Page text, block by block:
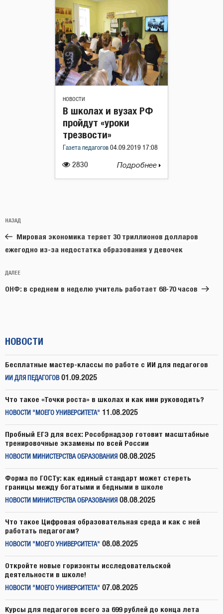
НОВОСТИ
2830
В школах и вузах РФ
пройдут «уроки
трезвости»
Газета педагогов 04.09.2019 17:08
Подробнее
по
записям
Предыдущая
запись:
НАЗАД
Мировая экономика теряет 30 триллионов долларов
ежегодно из-за недостатка образования у девочек
Следующая
запись
ДАЛЕЕ
ОНФ: в среднем в неделю учитель работает 68-70 часов
НОВОСТИ
Бесплатные мастер-классы по работе с ИИ для педагогов
ИИ ДЛЯ ПЕДАГОГОВ 01.09.2025
Что такое «Точки роста» в школах и как ими руководить?
НОВОСТИ "МОЕГО УНИВЕРСИТЕТА" 11.08.2025
Пробный ЕГЭ для всех: Рособрнадзор готовит масштабные
тренировочные экзамены по всей России
НОВОСТИ МИНИСТЕРСТВА ОБРАЗОВАНИЯ 08.08.2025
Форма по ГОСТу: как единый стандарт может стереть
границы между богатыми и бедными в школе
НОВОСТИ МИНИСТЕРСТВА ОБРАЗОВАНИЯ 08.08.2025
Что такое Цифровая образовательная среда и как с ней
работать педагогам?
НОВОСТИ "МОЕГО УНИВЕРСИТЕТА" 08.08.2025
Откройте новые горизонты исследовательской
деятельности в школе!
НОВОСТИ "МОЕГО УНИВЕРСИТЕТА" 07.08.2025
Курсы для педагогов всего за 699 рублей до конца лета